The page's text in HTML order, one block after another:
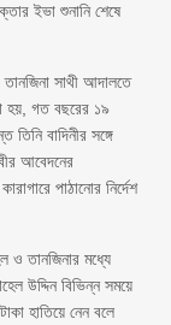
ইভা শুনানি শেষে
সাথী আদালতে
হয়, গত বছরের ১৯
বাদিনীর সঙ্গে
আবেদনের
পাঠানোর নির্দেশ
ও তানজিনার মধ্যে
উদ্দিন বিভিন্ন সময়ে
হাতিয়ে নেন বলে